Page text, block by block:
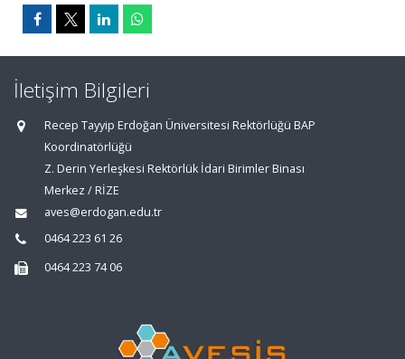
İletişim Bilgileri
Recep Tayyip Erdoğan Üniversitesi Rektörlüğü BAP
Koordinatörlüğü
Z. Derin Yerleşkesi Rektörlük İdari Birimler Binası
Merkez / RİZE
aves@erdogan.edu.tr
0464 223 61 26
0464 223 74 06